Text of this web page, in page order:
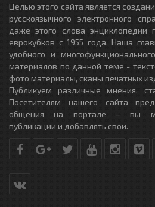
Целью этого сайта является
русскоязычного электронного
даже этого слова энциклопедии
еврокубков с 1955 года. Наша
удобного и
материалов по данной теме -
фото материалы, сканы печатных
Публикуем различные мнения,
Посетителям нашего сайта
общения на портале – вы
публикации и добавлять свои.